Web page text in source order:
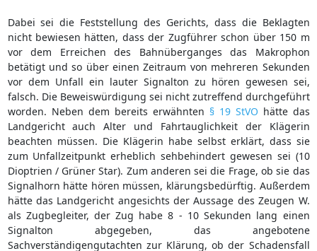
Dabei sei die Feststellung des Gerichts, dass die Beklagten
nicht bewiesen hätten, dass der Zugführer schon über 150 m
vor dem Erreichen des Bahnüberganges das Makrophon
betätigt und so über einen Zeitraum von mehreren Sekunden
vor dem Unfall ein lauter Signalton zu hören gewesen sei,
falsch. Die Beweiswürdigung sei nicht zutreffend durchgeführt
worden. Neben dem bereits erwähnten § 19 StVO hätte das
Landgericht auch Alter und Fahrtauglichkeit der Klägerin
beachten müssen. Die Klägerin habe selbst erklärt, dass sie
zum Unfallzeitpunkt erheblich sehbehindert gewesen sei (10
Dioptrien / Grüner Star). Zum anderen sei die Frage, ob sie das
Signalhorn hätte hören müssen, klärungsbedürftig. Außerdem
hätte das Landgericht angesichts der Aussage des Zeugen W.
als Zugbegleiter, der Zug habe 8 - 10 Sekunden lang einen
Signalton abgegeben, das angebotene
Sachverständigengutachten zur Klärung, ob der Schadensfall